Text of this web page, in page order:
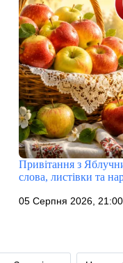
Привітання з
слова, листівки та
05 Серпня 2026, 21:00